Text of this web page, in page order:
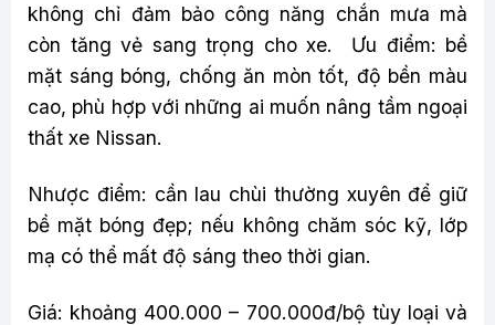
không chỉ đảm bảo công năng chắn mưa mà
còn tăng vẻ sang trọng cho xe. Ưu điểm: bề
mặt sáng bóng, chống ăn mòn tốt, độ bền màu
cao, phù hợp với những ai muốn nâng tầm ngoại
thất xe Nissan.
Nhược điểm: cần lau chùi thường xuyên để giữ
bề mặt bóng đẹp; nếu không chăm sóc kỹ, lớp
mạ có thể mất độ sáng theo thời gian.
Giá: khoảng 400.000 – 700.000đ/bộ tùy loại và